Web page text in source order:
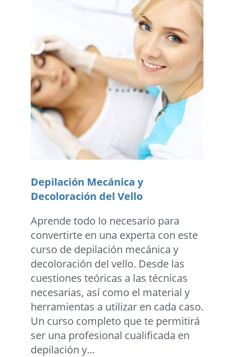
Depilación Mecánica y
Decoloración del Vello
Aprende todo lo necesario para
convertirte en una experta con este
curso de depilación mecánica y
decoloración del vello. Desde las
cuestiones teóricas a las técnicas
necesarias, así como el material y
herramientas a utilizar en cada caso.
Un curso completo que te permitirá
ser una profesional cualificada en
depilación y...